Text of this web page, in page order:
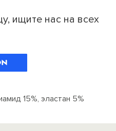
ищите нас на всех
15%, эластан 5%